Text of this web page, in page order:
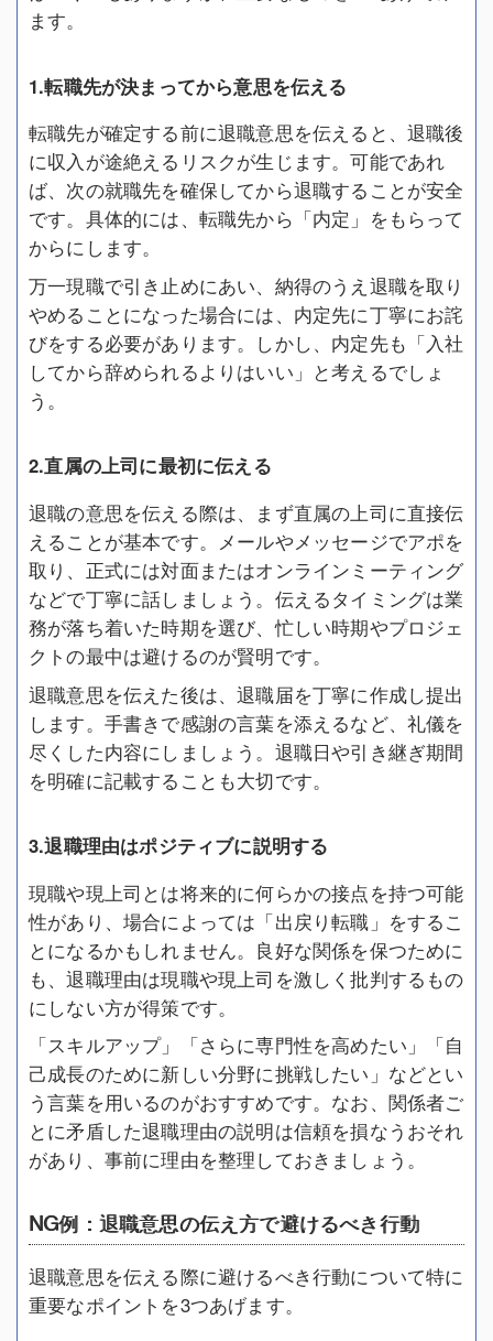
ます。
1.転職先が決まってから意思を伝える
転職先が確定する前に退職意思を伝えると、退職後
に収入が途絶えるリスクが生じます。可能であれ
ば、次の就職先を確保してから退職することが安全
です。具体的には、転職先から「内定」をもらって
からにします。
万一現職で引き止めにあい、納得のうえ退職を取り
やめることになった場合には、内定先に丁寧にお詫
びをする必要があります。しかし、内定先も「入社
してから辞められるよりはいい」と考えるでしょ
う。
2.直属の上司に最初に伝える
退職の意思を伝える際は、まず直属の上司に直接伝
えることが基本です。メールやメッセージでアポを
取り、正式には対面またはオンラインミーティング
などで丁寧に話しましょう。伝えるタイミングは業
務が落ち着いた時期を選び、忙しい時期やプロジェ
クトの最中は避けるのが賢明です。
退職意思を伝えた後は、退職届を丁寧に作成し提出
します。手書きで感謝の言葉を添えるなど、礼儀を
尽くした内容にしましょう。退職日や引き継ぎ期間
を明確に記載することも大切です。
3.退職理由はポジティブに説明する
現職や現上司とは将来的に何らかの接点を持つ可能
性があり、場合によっては「出戻り転職」をするこ
とになるかもしれません。良好な関係を保つために
も、退職理由は現職や現上司を激しく批判するもの
にしない方が得策です。
「スキルアップ」「さらに専門性を高めたい」「自
己成長のために新しい分野に挑戦したい」などとい
う言葉を用いるのがおすすめです。なお、関係者ご
とに矛盾した退職理由の説明は信頼を損なうおそれ
があり、事前に理由を整理しておきましょう。
NG例：退職意思の伝え方で避けるべき行動
退職意思を伝える際に避けるべき行動について特に
重要なポイントを3つあげます。